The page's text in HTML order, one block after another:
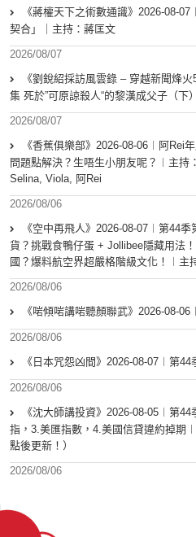
《蔣權天下之術數通識》2026-08-
契合」｜主持：蔣匡文
2026/08/07
《劉銳紹採訪風雲錄 – 穿越新聞烽
集 死於”可原諒殺人“的黎漢成父子（下
2026/08/07
《香蕉俱樂部》2026-08-06︱阿Rei
問題點解決？生唔生小朋友呢？︱主持
Selina, Viola, 阿Rei
2026/08/06
《空中再飛人》2026-08-07︱第44
貨？挑戰食鴨仔蛋 + Jollibee隱藏用法
國？爆料航空界超嚴格階級文化！︱主
2026/08/06
《啱傾啱講啱聽顏聯武》2026-08-
2026/08/06
《日本咒怨凶間》2026-08-07︱第
2026/08/06
《沈大師講投資》2026-08-05︱第
指，3.美匯指數，4.美國信貸違約掉期
點後更新！）
2026/08/06